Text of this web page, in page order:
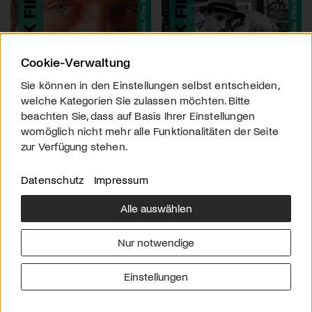
Über uns
Downloads
Werben
Impressum
Cookie-Verwaltung
Sie können in den Einstellungen selbst entscheiden,
welche Kategorien Sie zulassen möchten. Bitte
beachten Sie, dass auf Basis Ihrer Einstellungen
womöglich nicht mehr alle Funktionalitäten der Seite
zur Verfügung stehen.
Datenschutz Impressum
Alle auswählen
Nur notwendige
Einstellungen